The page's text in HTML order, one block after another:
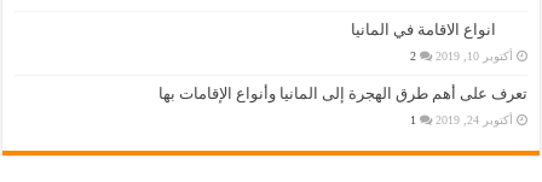
انواع الاقامة في المانيا
أكتوبر 10, 2019 2
تعرف على أهم طرق الهجرة إلى المانيا وأنواع الإقامات بها
أكتوبر 24, 2019 1